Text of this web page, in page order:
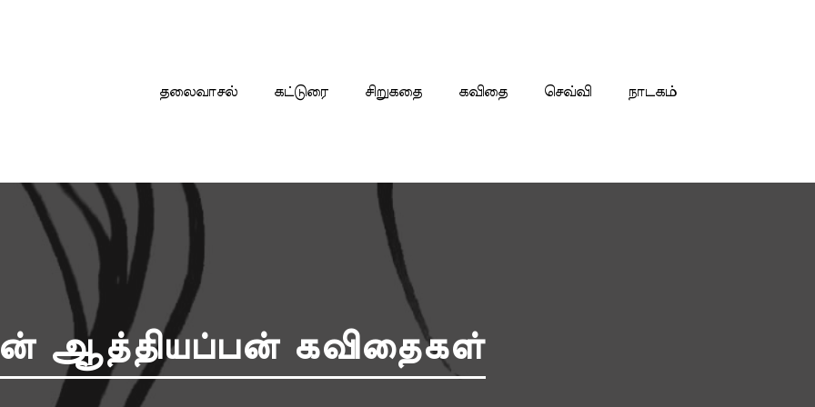
தலைவாசல் கட்டுரை சிறுகதை கவிதை செவ்வி நாடகம்
ஆத்தியப்பன் கவிதைகள்